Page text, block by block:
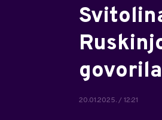
20.01.2025. / 12:21